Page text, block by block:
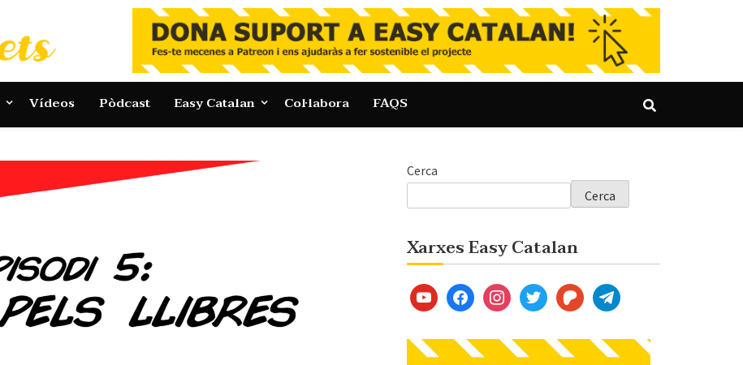
Vídeos Pòdcast Easy Catalan Col·labora FAQS
Cerca
Cerca
Xarxes Easy Catalan